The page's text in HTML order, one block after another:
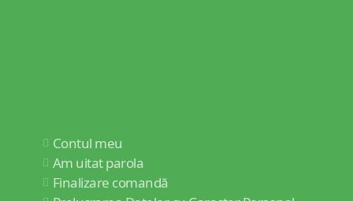
Contul meu
Am uitat parola
Finalizare comandă